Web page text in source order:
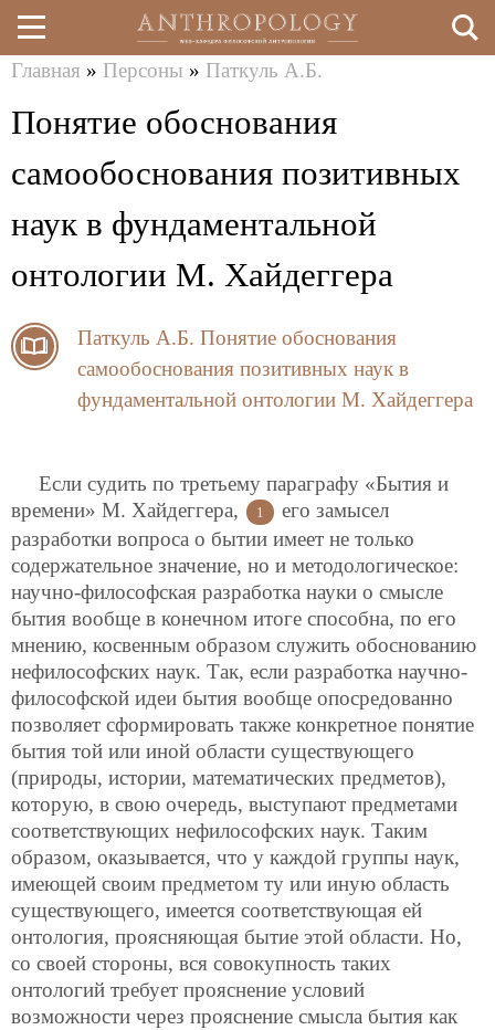
Перейти
к
здесь
Главная » Персоны » Паткуль А.Б.
Понятие обоснования
самообоснования позитивных
наук в фундаментальной
онтологии М. Хайдеггера
Паткуль А.Б. Понятие обоснования
самообоснования позитивных наук в
фундаментальной онтологии М. Хайдеггера
Если судить по третьему параграфу «Бытия и
времени» М. Хайдеггера,
1
его замысел
разработки вопроса о бытии имеет не только
содержательное значение, но и методологическое:
научно-философская разработка науки о смысле
бытия вообще в конечном итоге способна, по его
мнению, косвенным образом служить обоснованию
нефилософских наук. Так, если разработка научно-
философской идеи бытия вообще опосредованно
позволяет сформировать также конкретное понятие
бытия той или иной области существующего
(природы, истории, математических предметов),
которую, в свою очередь, выступают предметами
соответствующих нефилософских наук. Таким
образом, оказывается, что у каждой группы наук,
имеющей своим предметом ту или иную область
существующего, имеется соответствующая ей
онтология, проясняющая бытие этой области. Но,
со своей стороны, вся совокупность таких
онтологий требует прояснение условий
возможности через прояснение смысла бытия как